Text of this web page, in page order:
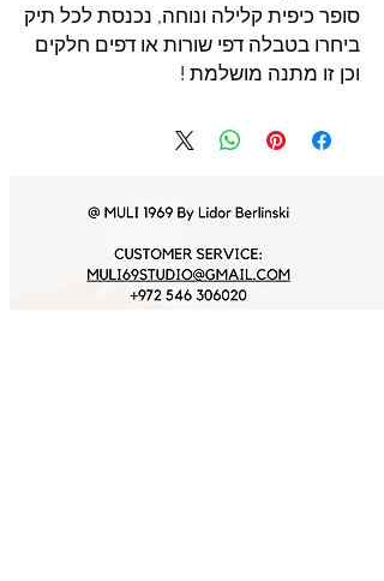
סופר כיפית קלילה ונוחה, נכנסת לכל תיק
ביחרו בטבלה דפי שורות או דפים חלקים
וכן זו מתנה מושלמת !